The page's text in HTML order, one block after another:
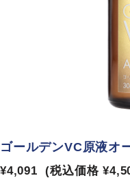
ゴールデンVC原液オ
¥4,091 (税込価格